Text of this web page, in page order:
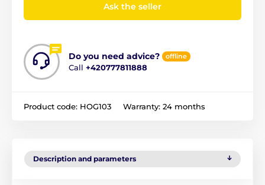
Ask the seller
Do you need advice? offline
Call +420777811888
Product code: HOG103 Warranty: 24 months
Description and parameters